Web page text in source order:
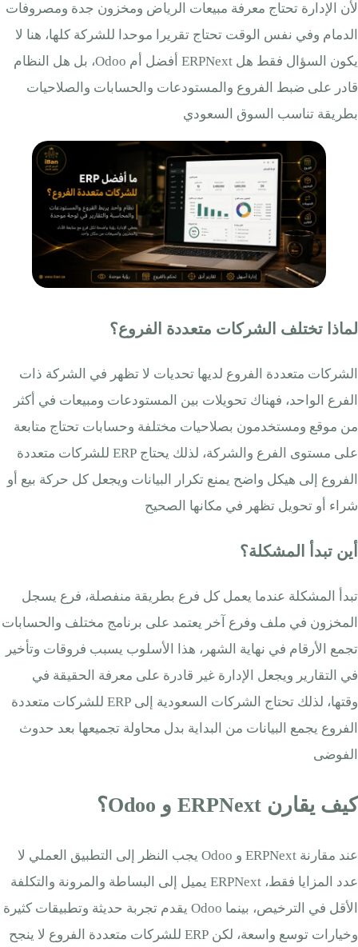
لأن الإدارة تحتاج معرفة مبيعات الرياض ومخزون جدة ومصروفات
الدمام وفي نفس الوقت تحتاج تقريرا موحدا للشركة كلها، هنا لا
يكون السؤال فقط هل ERPNext أفضل أم Odoo، بل هل النظام
قادر على ضبط الفروع والمستودعات والحسابات والصلاحيات
بطريقة تناسب السوق السعودي
لماذا تختلف الشركات متعددة الفروع؟
الشركات متعددة الفروع لديها تحديات لا تظهر في الشركة ذات
الفرع الواحد، فهناك تحويلات بين المستودعات ومبيعات في أكثر
من موقع ومستخدمون بصلاحيات مختلفة وحسابات تحتاج متابعة
على مستوى الفرع والشركة، لذلك يحتاج ERP للشركات متعددة
الفروع إلى هيكل واضح يمنع تكرار البيانات ويجعل كل حركة بيع أو
شراء أو تحويل تظهر في مكانها الصحيح
أين تبدأ المشكلة؟
تبدأ المشكلة عندما يعمل كل فرع بطريقة منفصلة، فرع يسجل
المخزون في ملف وفرع آخر يعتمد على برنامج مختلف والحسابات
تجمع الأرقام في نهاية الشهر، هذا الأسلوب يسبب فروقات وتأخير
في التقارير ويجعل الإدارة غير قادرة على معرفة الحقيقة في
وقتها، لذلك تحتاج الشركات السعودية إلى ERP للشركات متعددة
الفروع يجمع البيانات من البداية بدل محاولة تجميعها بعد حدوث
الفوضى
كيف يقارن ERPNext و Odoo؟
عند مقارنة ERPNext و Odoo يجب النظر إلى التطبيق العملي لا
عدد المزايا فقط، ERPNext يميل إلى البساطة والمرونة والتكلفة
الأقل في الترخيص، بينما Odoo يقدم تجربة حديثة وتطبيقات كثيرة
وخيارات توسع واسعة، لكن ERP للشركات متعددة الفروع لا ينجح